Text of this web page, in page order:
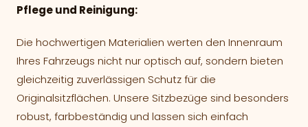
Pflege und Reinigung:
Die hochwertigen Materialien werten den Innenraum
Ihres Fahrzeugs nicht nur optisch auf, sondern bieten
gleichzeitig zuverlässigen Schutz für die
Originalsitzflächen. Unsere Sitzbezüge sind besonders
robust, farbbeständig und lassen sich einfach